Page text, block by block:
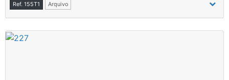
Ref. 155T1 Arquivo